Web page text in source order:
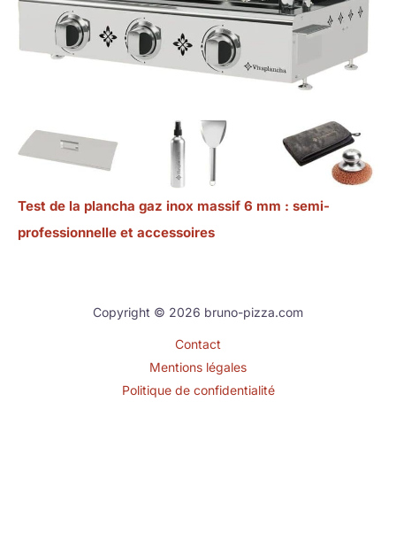
Test de la plancha gaz inox massif 6 mm : semi-
professionnelle et accessoires
Copyright © 2026 bruno-pizza.com
Contact
Mentions légales
Politique de confidentialité